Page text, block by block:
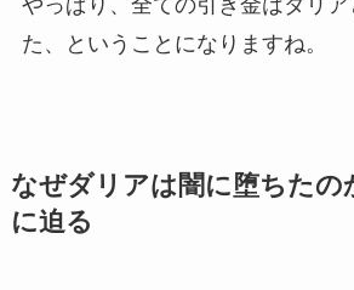
やっぱり、全ての引き金はダリ
た、ということになりますね。
なぜダリアは闇に堕ちたの
に迫る